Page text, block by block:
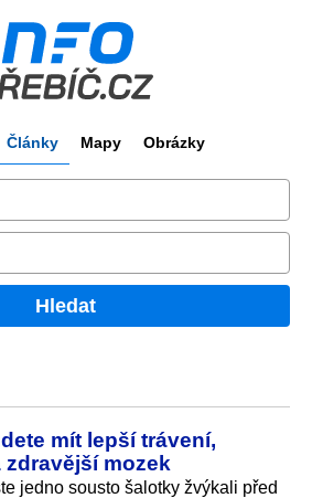
Články Mapy Obrázky
Hledat
mít lepší trávení,
mozek
jedno sousto šalotky žvýkali před